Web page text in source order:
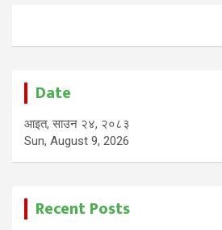
Date
आइत, साउन २४, २०८३
Sun, August 9, 2026
Recent Posts